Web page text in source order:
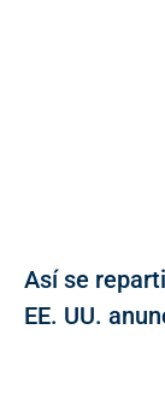
Así se
EE. UU.